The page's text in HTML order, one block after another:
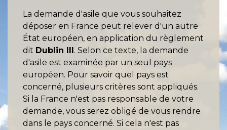
La demande d'asile que vous souhaitez
déposer en France peut relever d'un autre
État européen, en application du règlement
dit Dublin III . Selon ce texte, la demande
d'asile est examinée par un seul pays
européen. Pour savoir quel pays est
concerné, plusieurs critères sont appliqués.
Si la France n'est pas responsable de votre
demande, vous serez obligé de vous rendre
dans le pays concerné. Si cela n'est pas